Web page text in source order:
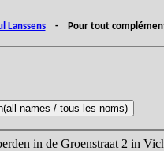
Lanssens- Pour tout complément
in de Groenstraat 2 in